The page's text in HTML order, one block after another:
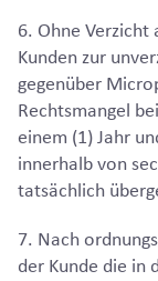
6. Ohne Verzicht
Kunden zur
gegenüber
Rechtsmangel
einem (1) Jahr
innerhalb von
tatsächlich
7. Nach
der Kunde die in